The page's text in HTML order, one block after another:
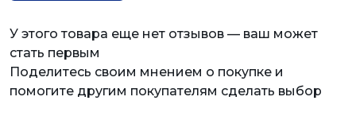
У этого товара еще нет отзывов — ваш может
стать первым
Поделитесь своим мнением о покупке и
помогите другим покупателям сделать выбор